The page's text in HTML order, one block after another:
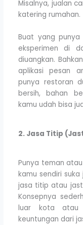
Misalnya, jualan
katering rumahan.
Buat yang
eksperimen di
diuangkan.
aplikasi pesan
punya restoran
bersih, bahan
kamu udah bisa
2. Jasa Titip
Punya teman
kamu sendiri
jasa titip atau
Konsepnya
luar kota atau
keuntungan dari